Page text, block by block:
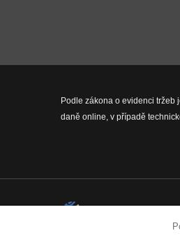
Podle zákona o evidenci tržeb
daně online, v případě